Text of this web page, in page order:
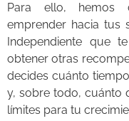
Para ello, hemos
emprender hacia tus
Independiente que
obtener otras
decides cuánto
y, sobre todo, cuánto
límites para tu